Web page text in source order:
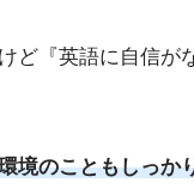
『英語に自信が
境のこともしっか